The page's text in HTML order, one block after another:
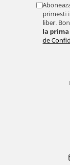
primesti
liber.
la
de